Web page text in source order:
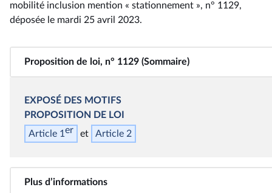
mobilité inclusion mention « stationnement », n° 1129,
déposée le mardi 25 avril 2023.
Proposition de loi, n° 1129 (Sommaire)
EXPOSÉ DES MOTIFS
PROPOSITION DE LOI
Article 1er Article 2
Plus d’informations